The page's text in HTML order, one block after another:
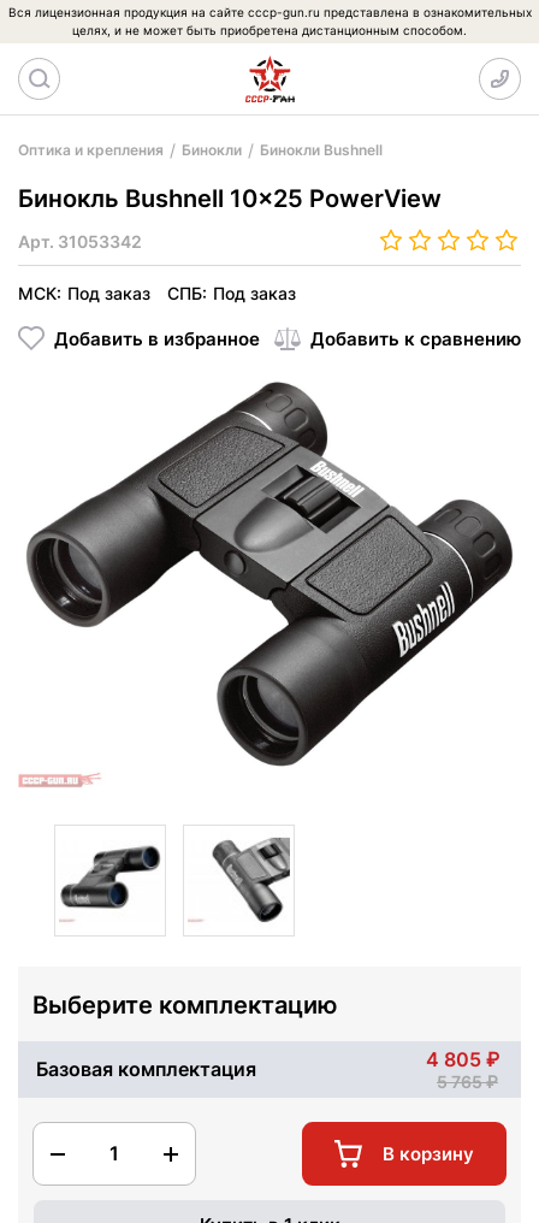
Вся лицензионная продукция на сайте cccp-gun.ru представлена в ознакомительных
целях, и не может быть приобретена дистанционным способом.
Оптика и крепления Бинокли Бинокли Bushnell
Бинокль Bushnell 10x25 PowerView
Арт. 31053342
МСК: Под заказ СПБ: Под заказ
Добавить в избранное Добавить к сравнению
Выберите комплектацию
Базовая комплектация 4 805
5 765
1 В корзину